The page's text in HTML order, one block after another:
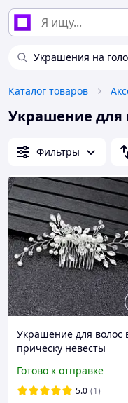
Украшения на
Каталог товаров
Украшение для
Фильтры
Украшение для волос
прическу невесты
Готово к отправке
5.0 (1)